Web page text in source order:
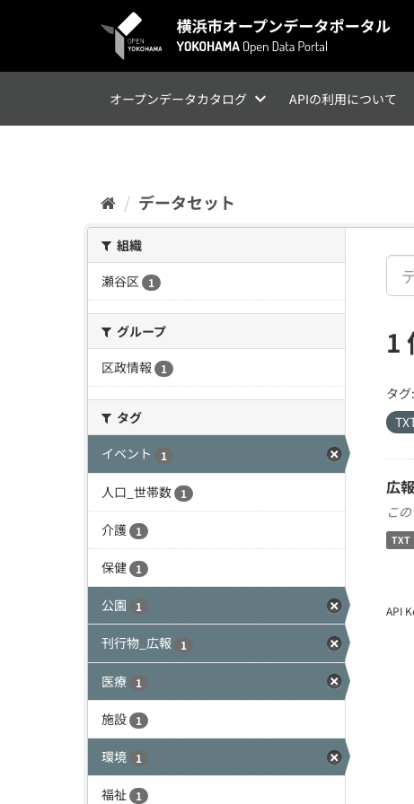
オープンデータカタログ APIの利用について
データセット
組織
瀬谷区
1
グループ
区政情報
1
タグ
イベント
1
人口_世帯数 1
介護 1
保健 1
公園 1
刊行物_広報 1
医療 1
施設 1
環境 1
福祉 1
1
タグ:
広
こ
TXT
API